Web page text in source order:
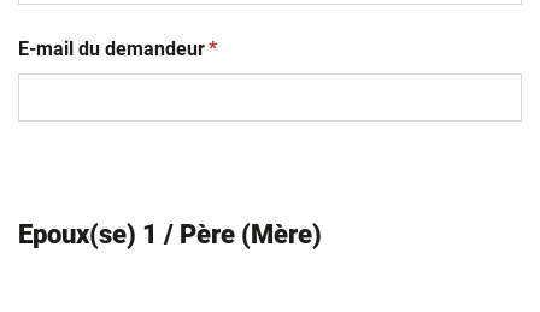
E-mail du demandeur(obligatoire)
*
Epoux(se) 1 / Père (Mère)